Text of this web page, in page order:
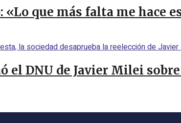
«Lo que más falta me hace
el DNU de Javier Milei